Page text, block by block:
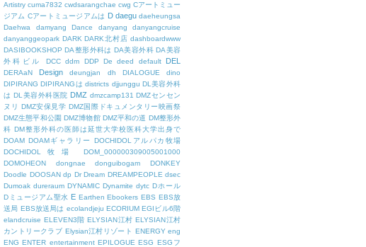
Artistry cuma7832 cwdsarangchae cwg Cアートミュー
ジアム Cアートミュージアムは D daegu daeheungsa
Daehwa
damyang Dance danyang
danyangcruise
danyanggeopark DARK DARK北村店 dashboardwww
DASIBOOKSHOP DA整形外科は DA美容外科 DA美容
外科ビル
DCC ddm DDP De deed default DEL
DERAaN Design deungjan dh DIALOGUE
dino
DIPIRANG DIPIRANGは districts djjunggu DL美容外科
は DL美容外科医院 DMZ dmzcamp131 DMZセンセン
ヌリ DMZ安保見学 DMZ国際ドキュメンタリー映画祭
DMZ生態平和公園 DMZ博物館 DMZ平和の道 DM整形外
科 DM整形外科の医師は延世大学校医科大学出身で
DOAM DOAMギャラリー
DOCHIDOLアルパカ牧場
DOCHIDOL牧場
DOM_000000309005001000
DOMOHEON
dongnae donguibogam
DONKEY
Doodle DOOSAN dp Dr Dream DREAMPEOPLE dsec
Dumoak dureraum DYNAMIC Dynamite dytc Dホール
Dミュージアム聖水 E Earthen Ebookers EBS EBS放
送局 EBS放送局は ecolandjeju ECORIUM EGIビル6階
elandcruise ELEVEN3階 ELYSIAN江村 ELYSIAN江村
カントリークラブ Elysian江村リゾート ENERGY eng
ENG ENTER entertainment EPILOGUE ESG ESGフ